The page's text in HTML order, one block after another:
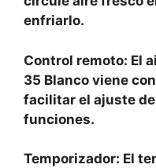
enfriarlo.
Control remoto: El
35 Blanco viene
facilitar el ajuste
funciones.
Temporizador: El